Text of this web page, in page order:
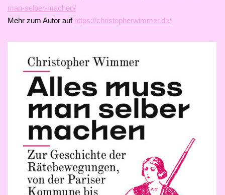
man-selber-machen/
Mehr zum Autor auf https://christopherwimmer.de/